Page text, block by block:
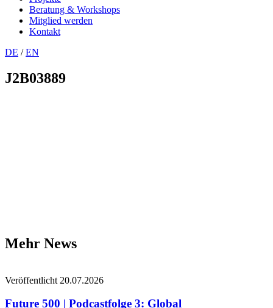
Beratung & Workshops
Mitglied werden
Kontakt
DE /EN
J2B03889
Mehr News
Veröffentlicht 20.07.2026
Future 500 | Podcastfolge 3: Global